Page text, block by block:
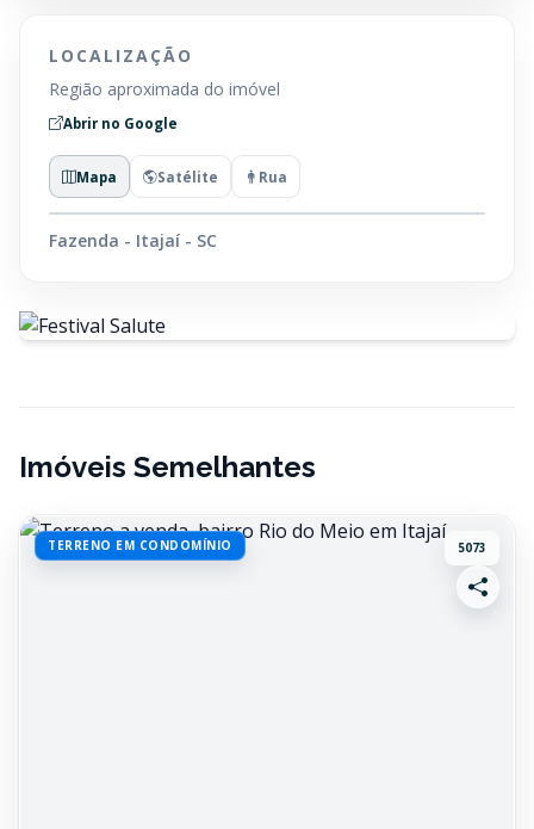
LOCALIZAÇÃO
Região aproximada do imóvel
Abrir no Google
Mapa Satélite Rua
Fazenda - Itajaí - SC
Imóveis Semelhantes
TERRENO EM CONDOMÍNIO 5073